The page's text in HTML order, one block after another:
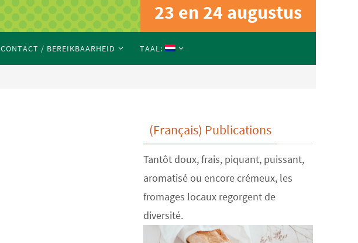
23 en 24 augustus
CONTACT / BEREIKBAARHEID TAAL:
(Français) Publications
Tantôt doux, frais, piquant, puissant,
aromatisé ou encore crémeux, les
fromages locaux regorgent de
diversité.